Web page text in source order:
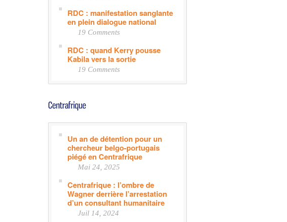
RDC : manifestation sanglante
en plein dialogue national
19 Comments
RDC : quand Kerry pousse
Kabila vers la sortie
19 Comments
Un an de détention pour un
chercheur belgo-portugais
piégé en Centrafrique
Mai 24, 2025
Centrafrique : l’ombre de
Wagner derrière l’arrestation
d’un consultant humanitaire
Juil 14, 2024